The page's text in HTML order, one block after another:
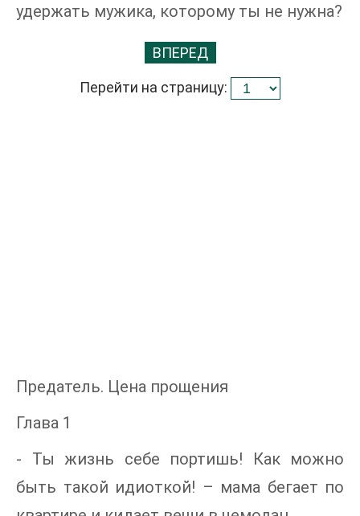
удержать мужика, которому ты не нужна?
ВПЕРЕД
Перейти на страницу:
Предатель. Цена прощения
Глава 1
- Ты жизнь себе портишь! Как можно
быть такой идиоткой! – мама бегает по